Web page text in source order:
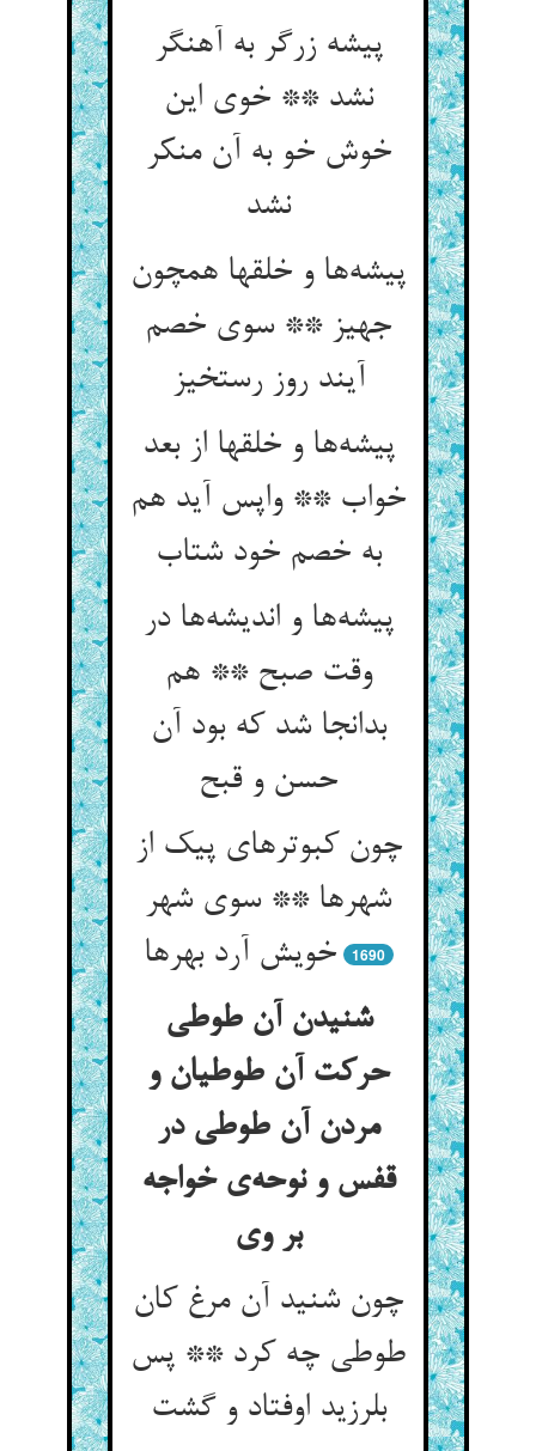
پیشه زرگر به آهنگر
نشد ** خوی این
خوش خو به آن منکر
نشد
پیشه‌‌ها و خلقها همچون
جهیز ** سوی خصم
آیند روز رستخیز
پیشه‌‌ها و خلقها از بعد
خواب ** واپس آید هم
به خصم خود شتاب‌‌
پیشه‌‌ها و اندیشه‌‌ها در
وقت صبح ** هم
بدانجا شد که بود آن
چون کبوترهای پیک از
شهرها ** سوی شهر
خویش آرد بهرها
1690
شنیدن آن طوطی
حرکت آن طوطیان و
مردن آن طوطی در
قفس و نوحه‌‌ی خواجه
چون شنید آن مرغ کان
طوطی چه کرد ** پس
بلرزید اوفتاد و گشت